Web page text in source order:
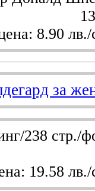
8.90 лв./
за
238 стр./
19.58 лв./